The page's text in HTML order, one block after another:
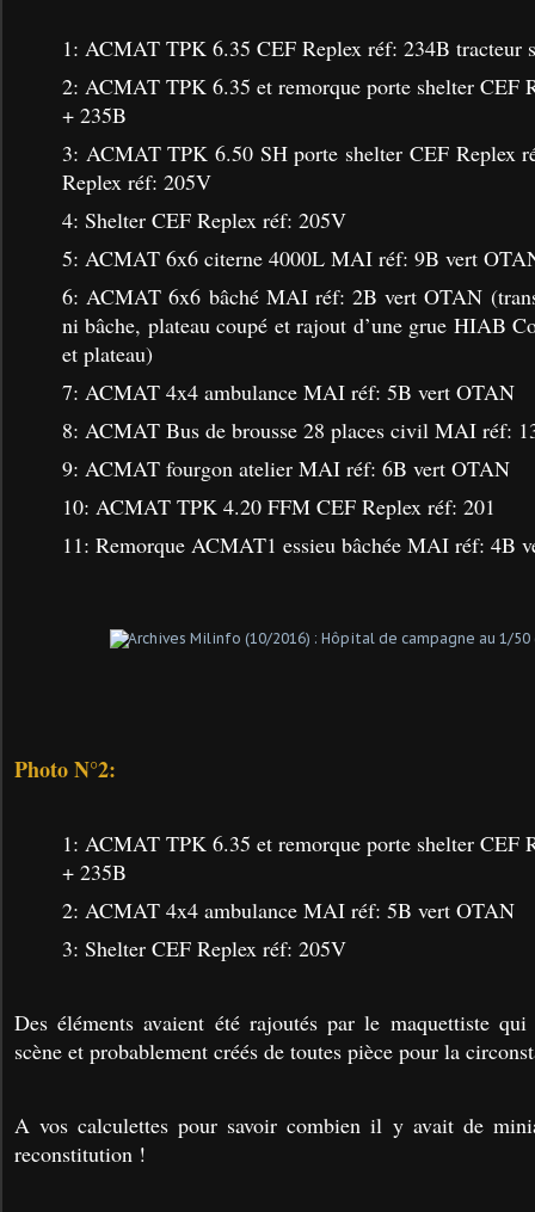
1: ACMAT TPK 6.35 CEF Replex réf: 234B tracteur
2: ACMAT TPK 6.35 et remorque porte shelter CEF
+ 235B
3: ACMAT TPK 6.50 SH porte shelter CEF Replex
Replex réf: 205V
4: Shelter CEF Replex réf: 205V
5: ACMAT 6x6 citerne 4000L MAI réf: 9B vert
6: ACMAT 6x6 bâché MAI réf: 2B vert OTAN
ni bâche, plateau coupé et rajout d’une grue HIAB
et plateau)
7: ACMAT 4x4 ambulance MAI réf: 5B vert OTAN
8: ACMAT Bus de brousse 28 places civil MAI réf:
9: ACMAT fourgon atelier MAI réf: 6B vert OTAN
10: ACMAT TPK 4.20 FFM CEF Replex réf: 201
11: Remorque ACMAT1 essieu bâchée MAI réf: 4B
Photo N°2:
1: ACMAT TPK 6.35 et remorque porte shelter CEF
+ 235B
2: ACMAT 4x4 ambulance MAI réf: 5B vert OTAN
3: Shelter CEF Replex réf: 205V
Des éléments avaient été rajoutés par le maquettiste
scène et probablement créés de toutes pièce pour la
A vos calculettes pour savoir combien il y avait de
reconstitution !